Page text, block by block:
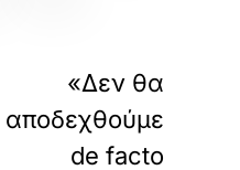
«Δεν θα
αποδεχθούμε
de facto